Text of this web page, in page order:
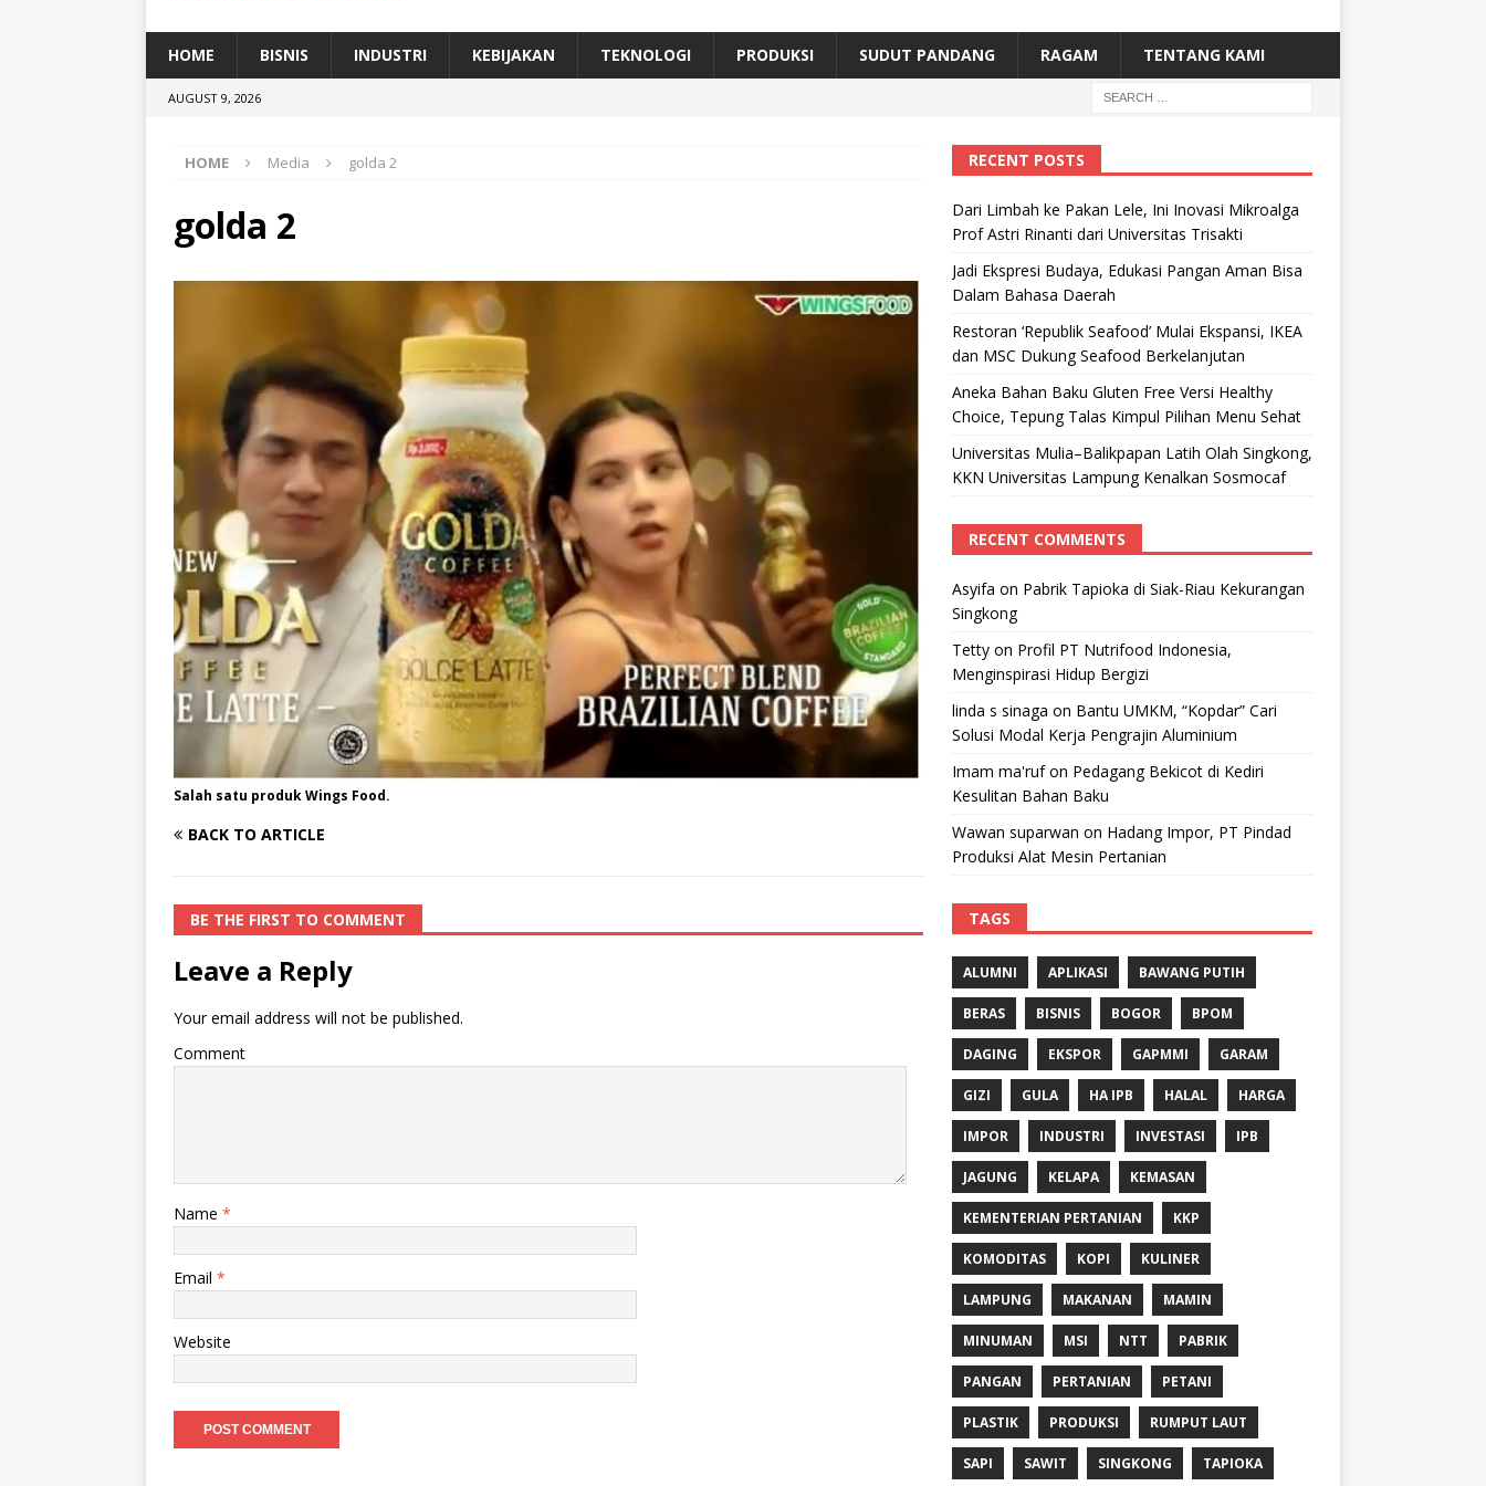
[ July 11, 2026 ] Dari Limbah ke Pakan Lele, Ini Inovasi Mikroalga Prof Astri Rinanti dari Universitas Trisakti
HOME BISNIS INDUSTRI KEBIJAKAN TEKNOLOGI PRODUKSI SUDUT PANDANG RAGAM TENTANG KAMI
AUGUST 9, 2026
HOME Media golda 2
golda 2
Salah satu produk Wings Food.
BACK TO ARTICLE
BE THE FIRST TO COMMENT
Leave a Reply
Your email address will not be published.
Comment
Name *
Email *
Website
RECENT POSTS
Dari Limbah ke Pakan Lele, Ini Inovasi Mikroalga
Prof Astri Rinanti dari Universitas Trisakti
Jadi Ekspresi Budaya, Edukasi Pangan Aman Bisa
Dalam Bahasa Daerah
Restoran ‘Republik Seafood’ Mulai Ekspansi, IKEA
dan MSC Dukung Seafood Berkelanjutan
Aneka Bahan Baku Gluten Free Versi Healthy
Choice, Tepung Talas Kimpul Pilihan Menu Sehat
Universitas Mulia–Balikpapan Latih Olah Singkong,
KKN Universitas Lampung Kenalkan Sosmocaf
RECENT COMMENTS
Asyifa on Pabrik Tapioka di Siak-Riau Kekurangan
Singkong
Tettyon Profil PT Nutrifood Indonesia,
Menginspirasi Hidup Bergizi
linda s sinaga on Bantu UMKM, “Kopdar” Cari
Solusi Modal Kerja Pengrajin Aluminium
Imam ma'rufon Pedagang Bekicot di Kediri
Kesulitan Bahan Baku
Wawan suparwan on Hadang Impor, PT Pindad
Produksi Alat Mesin Pertanian
TAGS
ALUMNI APLIKASI BAWANG PUTIH
BERAS BISNIS BOGOR BPOM
DAGING EKSPOR GAPMMI GARAM
GIZI GULA HA IPB HALAL HARGA
IMPOR INDUSTRI INVESTASI IPB
JAGUNG KELAPA KEMASAN
KEMENTERIAN PERTANIAN KKP
KOMODITAS KOPI KULINER
LAMPUNG MAKANAN MAMIN
MINUMAN MSI NTT PABRIK
PANGAN PERTANIAN PETANI
PLASTIK PRODUKSI RUMPUT LAUT
SAPI SAWIT SINGKONG TAPIOKA